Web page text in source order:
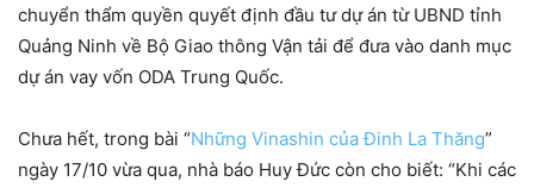
chuyển thẩm quyền quyết định đầu tư dự án từ UBND tỉnh
Quảng Ninh về Bộ Giao thông Vận tải để đưa vào danh mục
dự án vay vốn ODA Trung Quốc.
Chưa hết, trong bài “Những Vinashin của Đinh La Thăng”
ngày 17/10 vừa qua, nhà báo Huy Đức còn cho biết: “Khi các